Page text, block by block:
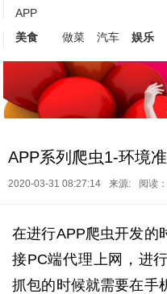
APP
美食
做菜 汽车 娱乐
APP系列爬虫1-环境
2020-03-31 08:27:14 来源: 阅读
在进行APP爬虫开发的
接PC端代理上网，进
抓包的时候就需要在手